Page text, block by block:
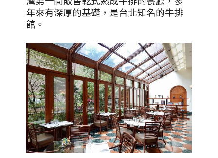
年來有深厚的基礎，是台北知名的牛排
館。